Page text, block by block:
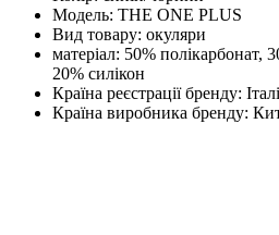
Модель: THE ONE PLUS
Вид товару: окуляри
матеріал: 50% полікарбонат,
20% силікон
Країна реєстрації бренду:
Країна виробника бренду: